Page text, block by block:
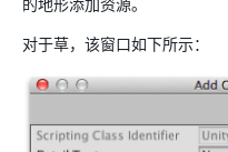
的地形添加资源。
对于草，该窗口如下所示：